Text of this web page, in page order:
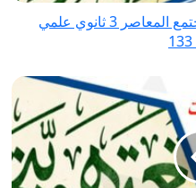
تحضير نص الأدب وقضايا المجتمع المعاصر 3 ثانوي علمي